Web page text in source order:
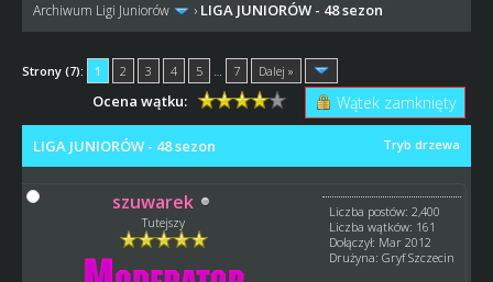
Archiwum Ligi Juniorów
› LIGA JUNIORÓW - 48 sezon
Strony (7): 1 2 3 4 5 7 Dalej »
Wątek zamknięty
Ocena wątku:
Tryb drzewa
LIGA JUNIORÓW - 48 sezon
szuwarek
Tutejszy
Liczba postów: 2,400
Liczba wątków: 161
Dołączył: Mar 2012
Drużyna: Gryf Szczecin